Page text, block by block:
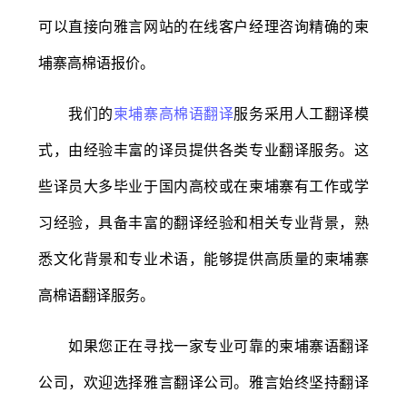
可以直接向雅言网站的在线客户经理咨询精确的柬
埔寨高棉语报价。
我们的柬埔寨高棉语翻译服务采用人工翻译模
式，由经验丰富的译员提供各类专业翻译服务。这
些译员大多毕业于国内高校或在柬埔寨有工作或学
习经验，具备丰富的翻译经验和相关专业背景，熟
悉文化背景和专业术语，能够提供高质量的柬埔寨
高棉语翻译服务。
如果您正在寻找一家专业可靠的柬埔寨语翻译
公司，欢迎选择雅言翻译公司。雅言始终坚持翻译